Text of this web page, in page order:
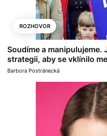
ROZHOVOR
Soudíme a
strategii, aby se vklínilo
Barbora Postránecká